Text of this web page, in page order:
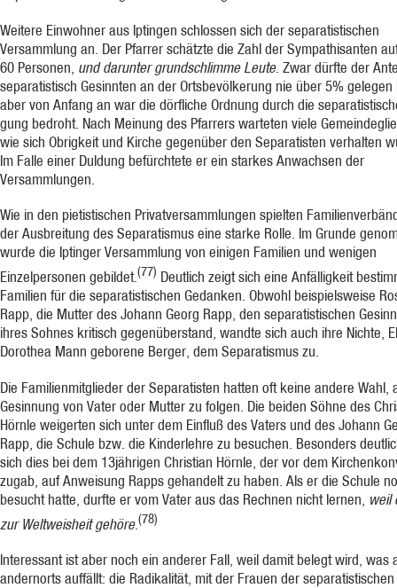
Weitere Einwohner aus Iptingen schlossen sich der separatistischen
Versammlung an. Der Pfarrer schätzte die Zahl der Sympathisanten
60 Personen, und darunter grund­schlimme Leute. Zwar dürfte der
separatistisch Gesinnten an der Ortsbevölkerung nie über 5% gelegen
aber von Anfang an war die dörfliche Ordnung durch die
gung bedroht. Nach Meinung des Pfarrers warteten viele
wie sich Ob­rigkeit und Kirche gegenüber den Separatisten verhalten
Im Falle einer Duldung be­fürchtete er ein starkes Anwachsen der
Versammlungen.
Wie in den pietistischen Privatversammlungen spielten
der Ausbreitung des Separatismus eine starke Rolle. Im Grunde
wurde die Iptinger Versammlung von einigen Familien und wenigen
Einzelpersonen gebildet.(77) Deutlich zeigt sich eine Anfäl­ligkeit
Familien für die separatistischen Gedanken. Obwohl beispielsweise
Rapp, die Mutter des Johann Georg Rapp, den separatistischen
ihres Sohnes kri­tisch gegenüberstand, wandte sich auch ihre Nichte,
Dorothea Mann geborene Berger, dem Separatismus zu.
Die Familienmitglieder der Separatisten hatten oft keine andere Wahl,
Gesinnung von Vater oder Mutter zu folgen. Die beiden Söhne des
Hörnle weigerten sich unter dem Einfluß des Vaters und des Johann
Rapp, die Schule bzw. die Kinderlehre zu besuchen. Besonders
sich dies bei dem 13jährigen Christian Hörnle, der vor dem
zugab, auf Anweisung Rapps gehandelt zu haben. Als er die Schule
besucht hatte, durfte er vom Vater aus das Rechnen nicht lernen, weil
zur Weltweisheit gehöre.(78)
Interessant ist aber noch ein anderer Fall, weil damit belegt wird, was
andernorts auffällt: die Radikalität, mit der Frauen der separatistischen